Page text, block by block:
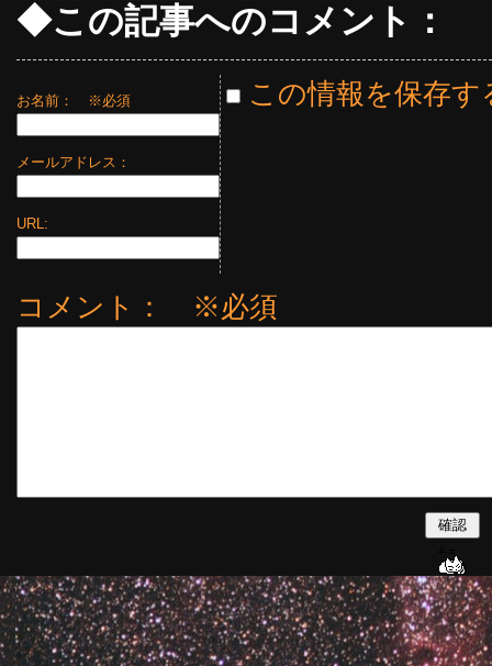
◆この記事へのコメント：
お名前： ※必須
メールアドレス：
URL:
この情報を保存す
コメント： ※必須